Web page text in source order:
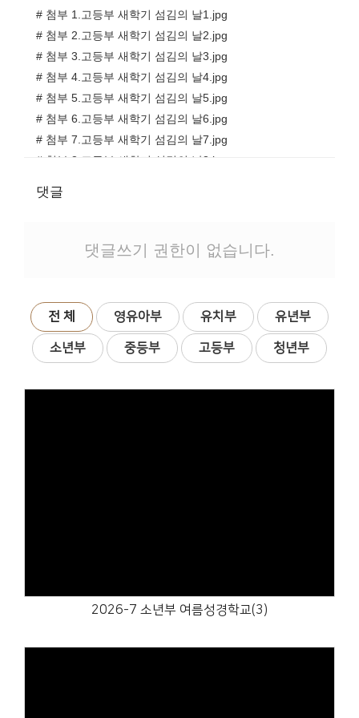
# 첨부 1.고등부 새학기 섬김의 날1.jpg
# 첨부 2.고등부 새학기 섬김의 날2.jpg
# 첨부 3.고등부 새학기 섬김의 날3.jpg
# 첨부 4.고등부 새학기 섬김의 날4.jpg
# 첨부 5.고등부 새학기 섬김의 날5.jpg
# 첨부 6.고등부 새학기 섬김의 날6.jpg
# 첨부 7.고등부 새학기 섬김의 날7.jpg
# 첨부 8.고등부 새학기 섬김의 날8.jpg
# 첨부 10.고등부 새학기 섬김의 날10.jpg
댓글
댓글쓰기 권한이 없습니다.
전 체 영유아부 유치부 유년부
소년부 중등부 고등부 청년부
2026-7 소년부 여름성경학교(3)